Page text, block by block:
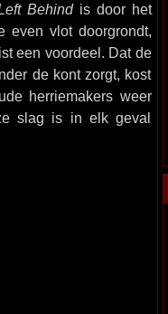
Behindis door het
even vlot doorgrondt,
een voordeel. Dat de
de kont zorgt, kost
herriemakers weer
slag is in elk geval